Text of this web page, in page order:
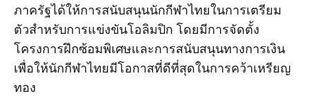
ภาครัฐได้ให้การสนับสนุนนักกีฬาไทยในการเตรียม
ตัวสำหรับการแข่งขันโอลิมปิก โดยมีการจัดตั้ง
โครงการฝึกซ้อมพิเศษและการสนับสนุนทางการเงิน
เพื่อให้นักกีฬาไทยมีโอกาสที่ดีที่สุดในการคว้าเหรียญ
ทอง